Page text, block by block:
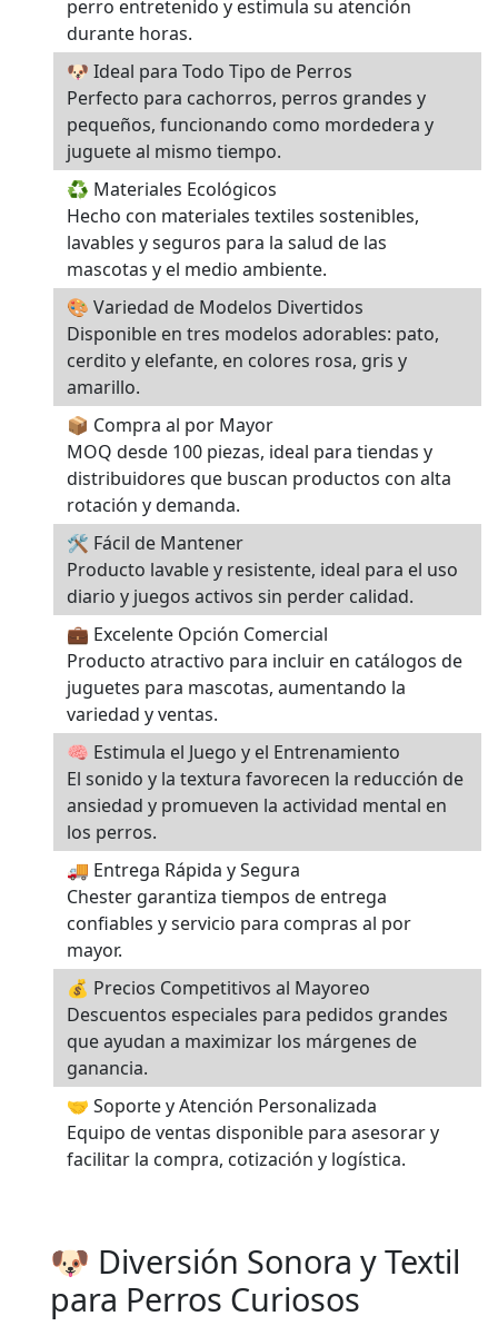
perro entretenido y estimula su atención
durante horas.
🐶 Ideal para Todo Tipo de Perros
Perfecto para cachorros, perros grandes y
pequeños, funcionando como mordedera y
juguete al mismo tiempo.
♻️ Materiales Ecológicos
Hecho con materiales textiles sostenibles,
lavables y seguros para la salud de las
mascotas y el medio ambiente.
🎨 Variedad de Modelos Divertidos
Disponible en tres modelos adorables: pato,
cerdito y elefante, en colores rosa, gris y
amarillo.
📦 Compra al por Mayor
MOQ desde 100 piezas, ideal para tiendas y
distribuidores que buscan productos con alta
rotación y demanda.
🛠️ Fácil de Mantener
Producto lavable y resistente, ideal para el uso
diario y juegos activos sin perder calidad.
💼 Excelente Opción Comercial
Producto atractivo para incluir en catálogos de
juguetes para mascotas, aumentando la
variedad y ventas.
🧠 Estimula el Juego y el Entrenamiento
El sonido y la textura favorecen la reducción de
ansiedad y promueven la actividad mental en
los perros.
🚚 Entrega Rápida y Segura
Chester garantiza tiempos de entrega
confiables y servicio para compras al por
mayor.
💰 Precios Competitivos al Mayoreo
Descuentos especiales para pedidos grandes
que ayudan a maximizar los márgenes de
ganancia.
🤝 Soporte y Atención Personalizada
Equipo de ventas disponible para asesorar y
facilitar la compra, cotización y logística.
🐶 Diversión Sonora y Textil
para Perros Curiosos